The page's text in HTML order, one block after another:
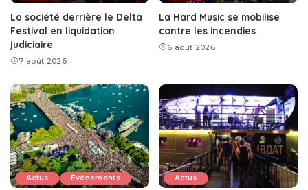
La société derrière le Delta
Festival en liquidation
judiciaire
7 août 2026
La Hard Music se mobilise
contre les incendies
6 août 2026
Actus Événements Actus